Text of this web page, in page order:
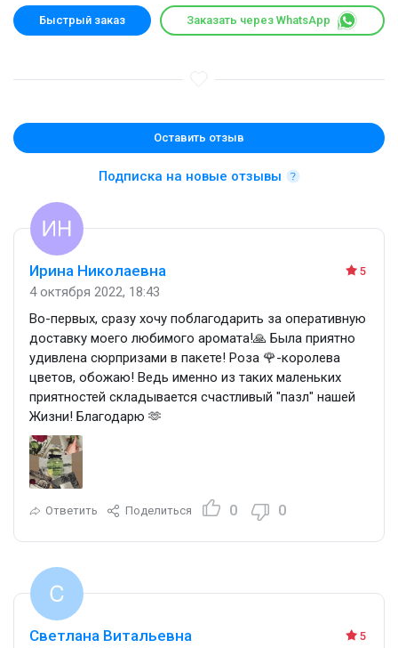
Быстрый заказ Заказать через WhatsApp
Оставить отзыв
Подписка на новые отзывы
5
Ирина Николаевна
4 октября 2022, 18:43
Во-первых, сразу хочу поблагодарить за оперативную
доставку моего любимого аромата!🙏 Была приятно
удивлена сюрпризами в пакете! Роза 🌹-королева
цветов, обожаю! Ведь именно из таких маленьких
приятностей складывается счастливый "пазл" нашей
Жизни! Благодарю 🫶
Ответить Поделиться 0 0
5
Светлана Витальевна